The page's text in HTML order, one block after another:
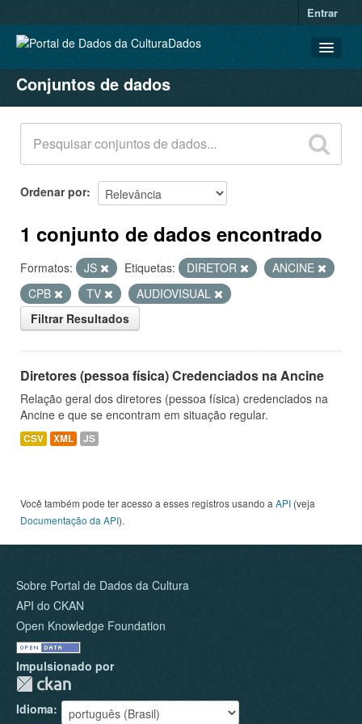
Entrar
CONJUNTOS DE DADOS
ORGANIZAÇÕES
GRUPOS
SOBRE
Conjuntos de dados
Ordenar por
1 conjunto de dados encontrado
Formatos: JS Etiquetas: DIRETOR
ANCINE
CPB
TV
AUDIOVISUAL
Filtrar Resultados
Diretores (pessoa física) Credenciados na Ancine
Relação geral dos diretores (pessoa física) credenciados na
Ancine e que se encontram em situação regular.
CSV XML JS
Você também pode ter acesso a esses registros usando a API (veja
Documentação da API).
Sobre Portal de Dados da Cultura
API do CKAN
Open Knowledge Foundation
Impulsionado por
Idioma